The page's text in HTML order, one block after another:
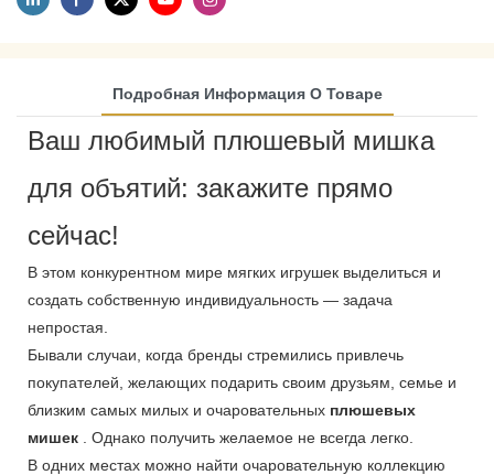
Подробная Информация О Товаре
Ваш любимый плюшевый мишка
для объятий: закажите прямо
сейчас!
В этом конкурентном мире мягких игрушек выделиться и
создать собственную индивидуальность — задача
непростая.
Бывали случаи, когда бренды стремились привлечь
покупателей, желающих подарить своим друзьям, семье и
близким самых милых и очаровательных плюшевых
мишек . Однако получить желаемое не всегда легко.
В одних местах можно найти очаровательную коллекцию